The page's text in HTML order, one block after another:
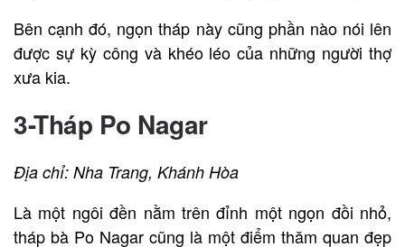
Bên cạnh đó, ngọn tháp này cũng phần nào nói lên
được sự kỳ công và khéo léo của những người thợ
xưa kia.
3-Tháp Po Nagar
Địa chỉ: Nha Trang, Khánh Hòa
Là một ngôi đền nằm trên đỉnh một ngọn đồi nhỏ,
tháp bà Po Nagar cũng là một điểm thăm quan đẹp